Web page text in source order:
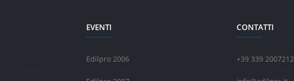
EVENTI
Edilpro 2006
CONTATTI
+39 339 2007212